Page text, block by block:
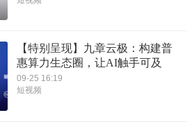
【特别呈现】九章云极：构建普
惠算力生态圈，让AI触手可及
09-25 16:19
短视频